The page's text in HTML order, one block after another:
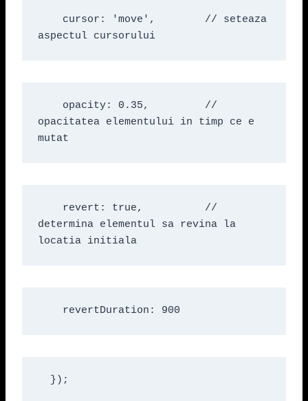
cursor: 'move',        // seteaza
aspectul cursorului
opacity: 0.35,         //
opacitatea elementului in timp ce e
mutat
revert: true,          //
determina elementul sa revina la
locatia initiala
revertDuration: 900
});